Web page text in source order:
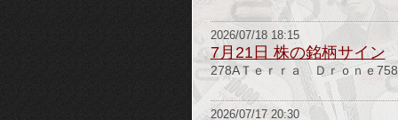
2026/07/18 18:15
7月21日 株の銘柄サイン
278AＴｅｒｒａ Ｄｒｏｎｅ
2026/07/17 20:30